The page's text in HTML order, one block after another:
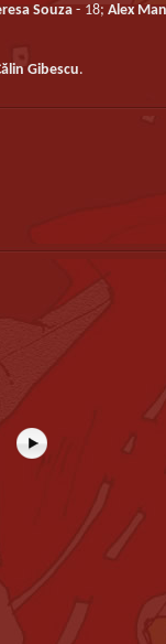
Souza - 18; Alex
Gibescu.